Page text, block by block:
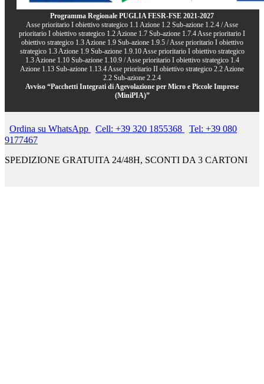
Programma Regionale PUGLIA FESR-FSE 2021-2027
Asse prioritario I obiettivo strategico 1.1 Azione 1.2 Sub-azione 1.2.4 / Asse
prioritario I obiettivo strategico 1.2 Azione 1.7 Sub-azione 1.7.4 Asse prioritario I
obiettivo strategico 1.3 Azione 1.9 Sub-azione 1.9.5 / Asse prioritario I obiettivo
strategico 1.3 Azione 1.9 Sub-azione 1.9.10 Asse prioritario I obiettivo strategico
1.3 Azione 1.10 Sub-azione 1.10.9 / Asse prioritario I obiettivo strategico 1.4
Azione 1.13 Sub-azione 1.13.4 Asse prioritario II obiettivo strategico 2.2 Azione
2.2 Sub-azione 2.2.4
Avviso “Pacchetti Integrati di Agevolazione per Micro e Piccole Imprese
(MiniPIA)”
Ordina su WhatsApp Cell: +39 320 1855368
Tel: +39 080
9177467
SPEDIZIONE GRATUITA 24/48H, SCONTI DA 3 CARTONI